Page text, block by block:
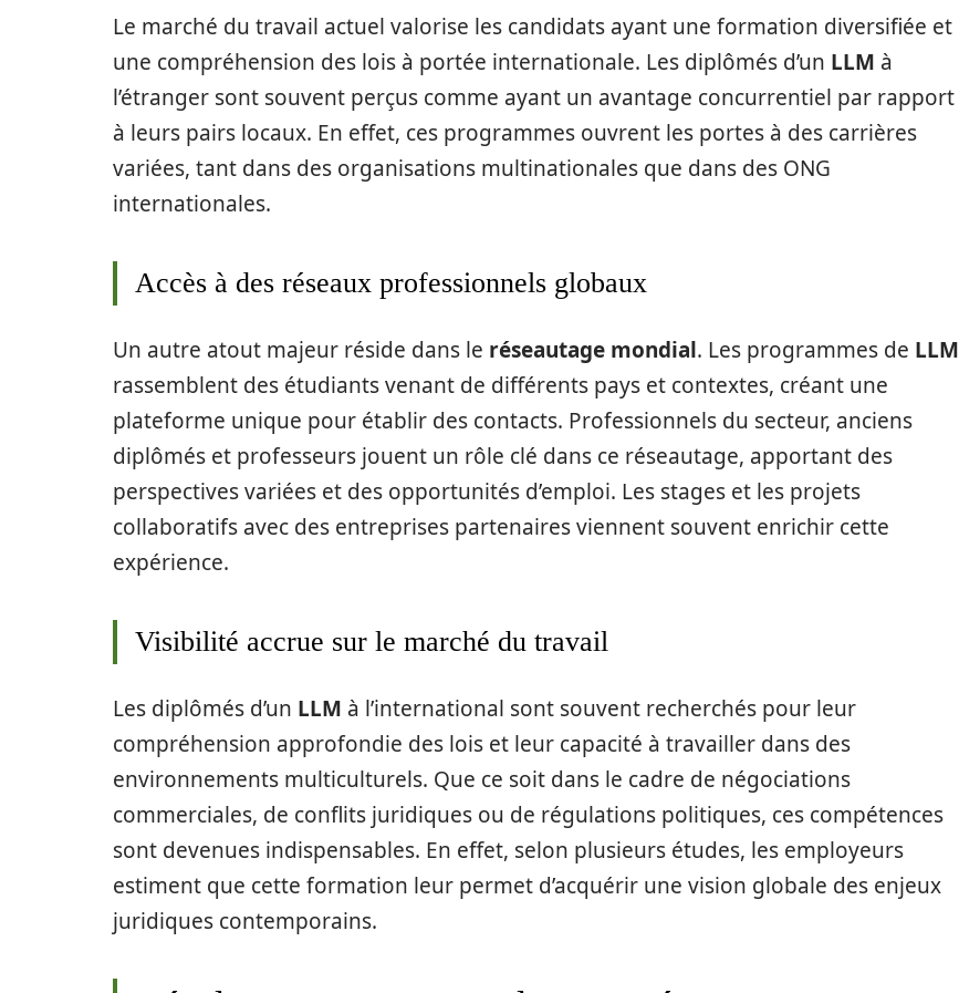
Le marché du travail actuel valorise les candidats ayant une formation diversifiée et
une compréhension des lois à portée internationale. Les diplômés d’un LLM à
l’étranger sont souvent perçus comme ayant un avantage concurrentiel par rapport
à leurs pairs locaux. En effet, ces programmes ouvrent les portes à des carrières
variées, tant dans des organisations multinationales que dans des ONG
internationales.
Accès à des réseaux professionnels globaux
Un autre atout majeur réside dans le réseautage mondial. Les programmes de LLM
rassemblent des étudiants venant de différents pays et contextes, créant une
plateforme unique pour établir des contacts. Professionnels du secteur, anciens
diplômés et professeurs jouent un rôle clé dans ce réseautage, apportant des
perspectives variées et des opportunités d’emploi. Les stages et les projets
collaboratifs avec des entreprises partenaires viennent souvent enrichir cette
expérience.
Visibilité accrue sur le marché du travail
Les diplômés d’un LLM à l’international sont souvent recherchés pour leur
compréhension approfondie des lois et leur capacité à travailler dans des
environnements multiculturels. Que ce soit dans le cadre de négociations
commerciales, de conflits juridiques ou de régulations politiques, ces compétences
sont devenues indispensables. En effet, selon plusieurs études, les employeurs
estiment que cette formation leur permet d’acquérir une vision globale des enjeux
juridiques contemporains.